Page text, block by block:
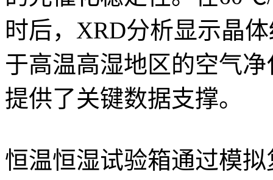
时后，XRD分析显示晶
于高温高湿地区的空气
提供了关键数据支撑。
恒温恒湿试验箱通过模